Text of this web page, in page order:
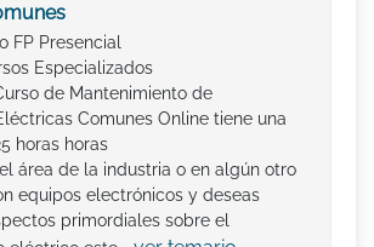
FP Presencial
Especializados
de Mantenimiento de
Comunes Online tiene una
horas horas
área de la industria o en algún otro
equipos electrónicos y deseas
primordiales sobre el